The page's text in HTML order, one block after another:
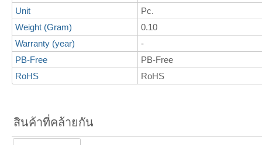
Unit
Pc.
Weight (Gram)
0.10
Warranty (year)
-
PB-Free
PB-Free
RoHS
RoHS
สินค้าที่คล้ายกัน